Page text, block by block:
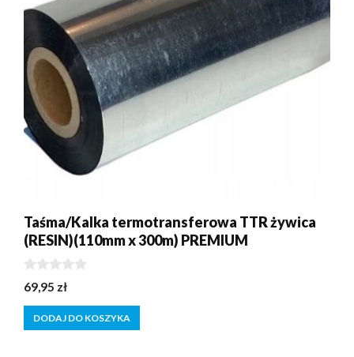
Taśma/Kalka termotransferowa TTR żywica
(RESIN)(110mm x 300m) PREMIUM
0
z
5
69,95 zł
DODAJ DO KOSZYKA